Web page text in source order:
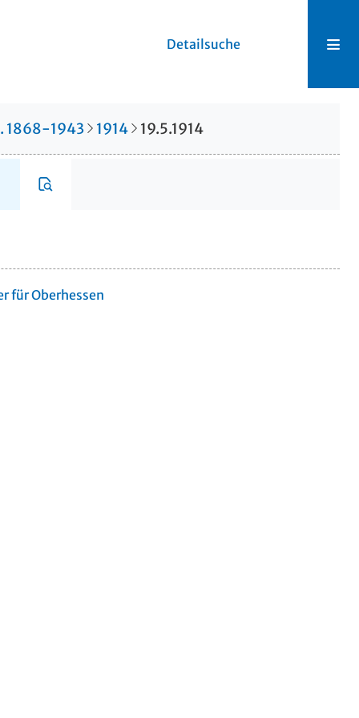
Detailsuche
1868-1943 1914 19.5.1914
für Oberhessen